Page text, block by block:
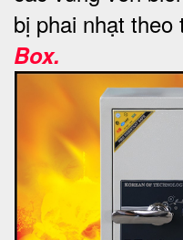
bị phai nhạt theo
Box.